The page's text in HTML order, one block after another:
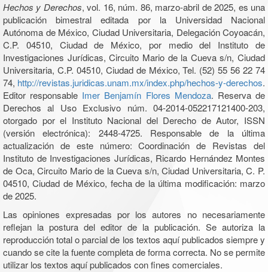
Hechos y Derechos, vol. 16, núm. 86, marzo-abril de 2025, es una
publicación bimestral editada por la Universidad Nacional
Autónoma de México, Ciudad Universitaria, Delegación Coyoacán,
C.P. 04510, Ciudad de México, por medio del Instituto de
Investigaciones Jurídicas, Circuito Mario de la Cueva s/n, Ciudad
Universitaria, C.P. 04510, Ciudad de México, Tel. (52) 55 56 22 74
74, http://revistas.juridicas.unam.mx/index.php/hechos-y-derechos.
Editor responsable Imer Benjamín Flores Mendoza. Reserva de
Derechos al Uso Exclusivo núm. 04-2014-052217121400-203,
otorgado por el Instituto Nacional del Derecho de Autor, ISSN
(versión electrónica): 2448-4725. Responsable de la última
actualización de este número: Coordinación de Revistas del
Instituto de Investigaciones Jurídicas, Ricardo Hernández Montes
de Oca, Circuito Mario de la Cueva s/n, Ciudad Universitaria, C. P.
04510, Ciudad de México, fecha de la última modificación: marzo
de 2025.
Las opiniones expresadas por los autores no necesariamente
reflejan la postura del editor de la publicación. Se autoriza la
reproducción total o parcial de los textos aquí publicados siempre y
cuando se cite la fuente completa de forma correcta. No se permite
utilizar los textos aquí publicados con fines comerciales.